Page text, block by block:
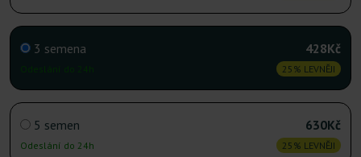
3 semena 428Kč
25% LEVNĚJI
5 semen
Odeslání do 24h
630Kč
25% LEVNĚJI